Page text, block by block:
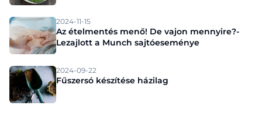
2024-11-15
Az ételmentés menő! De vajon mennyire?-
Lezajlott a Munch sajtóeseménye
2024-09-22
Fűszersó készítése házilag